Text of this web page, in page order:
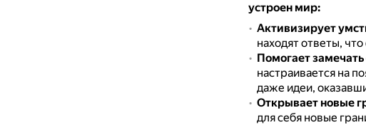
устроен мир:
Активизирует
находят ответы,
Помогает
настраивается на
даже идеи,
Открывает новые
для себя новые